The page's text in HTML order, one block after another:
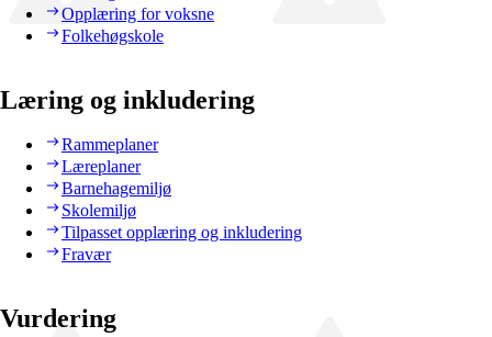
Opplæring for voksne
Folkehøgskole
Læring og inkludering
Rammeplaner
Læreplaner
Barnehagemiljø
Skolemiljø
Tilpasset opplæring og inkludering
Fravær
Vurdering